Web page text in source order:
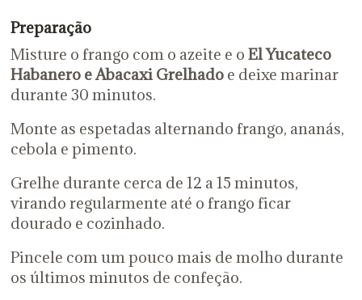
Preparação
Misture o frango com o azeite e o El Yucateco
Habanero e Abacaxi Grelhadoe deixe marinar
durante 30 minutos.
Monte as espetadas alternando frango, ananás,
cebola e pimento.
Grelhe durante cerca de 12 a 15 minutos,
virando regularmente até o frango ficar
dourado e cozinhado.
Pincele com um pouco mais de molho durante
os últimos minutos de confeção.